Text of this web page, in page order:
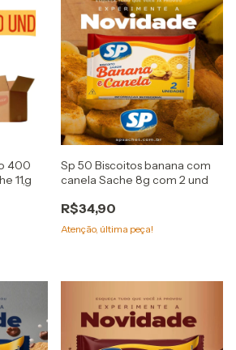
400
11,g
Sp 50 Biscoitos banana com
canela Sache 8g com 2 und
R$34,90
Atenção, última peça!